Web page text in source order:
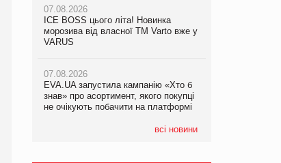
07.08.2026
ICE BOSS цього літа! Новинка
морозива від власної ТМ Varto вже у
VARUS
07.08.2026
EVA.UA запустила кампанію «Хто б
знав» про асортимент, якого покупці
не очікують побачити на платформі
всі новини
06.08.2026
Смачна новинка для хвостатих: у
VARUS з’явилися паучі Varto Paw
05.08.2026
Мережа супермаркетів VARUS купує
мережу магазинів формату
компанія налічуватиме 374 магазини
07.08.2026
Франція заборонила рекламні дзвінки